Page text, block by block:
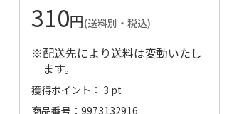
310円(送料別・税込)
※配送先により送料は変動いたし
ます。
獲得ポイント： 3 pt
商品番号
9973132916